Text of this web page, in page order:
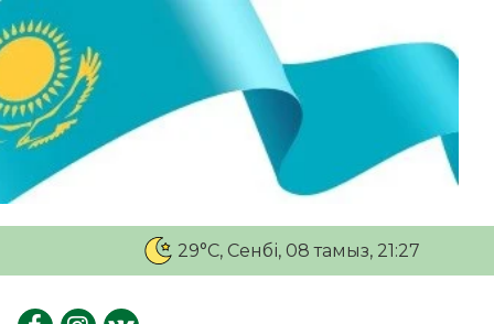
29°C, Сенбі, 08 тамыз, 21:27